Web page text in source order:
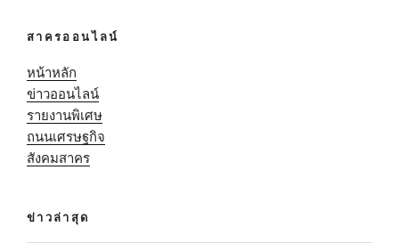
สาครออนไลน์
หน้าหลัก
ข่าวออนไลน์
รายงานพิเศษ
ถนนเศรษฐกิจ
สังคมสาคร
ข่าวล่าสุด